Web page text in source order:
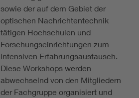
sowie der auf dem Gebiet der
optischen Nachrichtentechnik
tätigen Hochschulen und
Forschungseinrichtungen zum
intensiven Erfahrungsaustausch.
Diese Workshops werden
abwechselnd von den Mitgliedern
der Fachgruppe organisiert und